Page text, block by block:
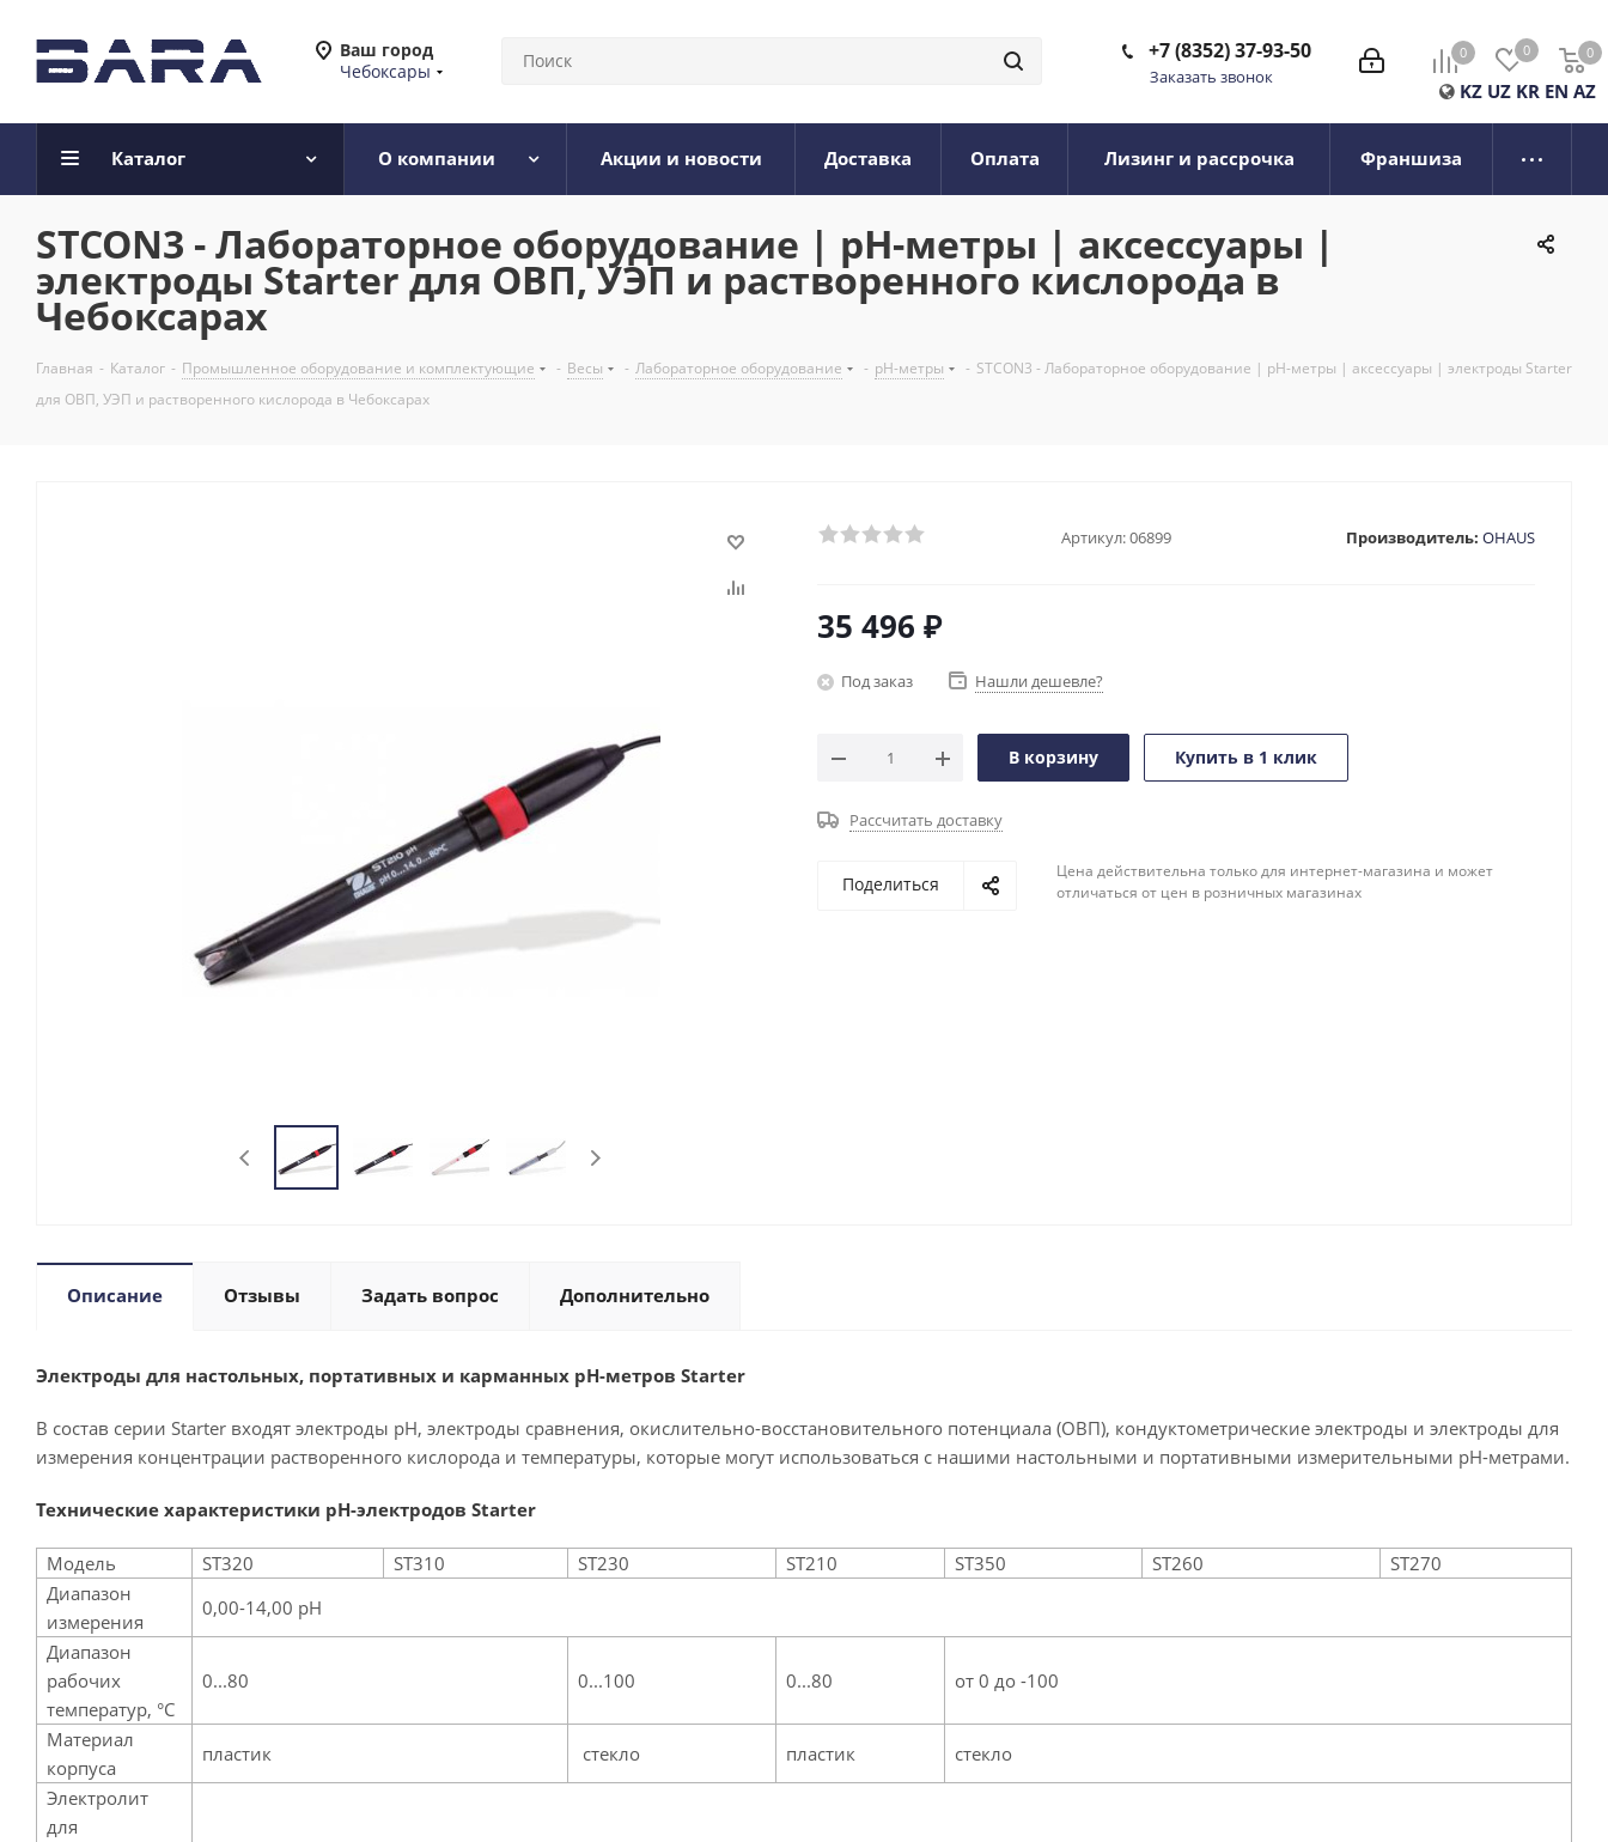
Ваш город
Чебоксары
0 0 0
0
KZ UZ KR EN AZ
+7 (8352) 37-93-50
Заказать звонок
Каталог О компании Акции и новости Доставка Оплата Лизинг и рассрочка Франшиза
STCON3 - Лабораторное оборудование | pH-метры | аксессуары |
электроды Starter для ОВП, УЭП и растворенного кислорода в
Чебоксарах
Главная - Каталог - Промышленное оборудование и комплектующие - Весы - Лабораторное оборудование - pH-метры - STCON3 - Лабораторное оборудование | pH-метры | аксессуары | электроды Starter
для ОВП, УЭП и растворенного кислорода в Чебоксарах
Артикул:06899 Производитель: OHAUS
35 496 ₽
Под заказ Нашли дешевле?
В корзину Купить в 1 клик
Рассчитать доставку
Поделиться
Цена действительна только для интернет-магазина и может
отличаться от цен в розничных магазинах
Описание Отзывы Задать вопрос Дополнительно
Электроды для настольных, портативных и карманных pH-метров Starter
В состав серии Starter входят электроды pH, электроды сравнения, окислительно-восстановительного потенциала (ОВП), кондуктометрические электроды и электроды для
измерения концентрации растворенного кислорода и температуры, которые могут использоваться с нашими настольными и портативными измерительными pH-метрами.
Технические характеристики pH-электродов Starter
Модель ST320 ST310 ST230 ST210 ST350 ST260
ST270
Диапазон
измерения
0,00-14,00 pH
Диапазон
рабочих
температур, °С
0...80 0...100 0...80 от 0 до -100
Материал
корпуса
пластик стекло пластик
стекло
Электролит
для